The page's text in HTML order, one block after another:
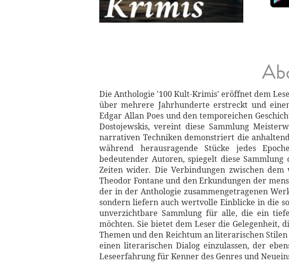
Die Anthologie '100 Kult-Krimis' eröffnet dem
über mehrere Jahrhunderte erstreckt und
Edgar Allan Poes und den temporeichen
Dostojewskis, vereint diese Sammlung
narrativen Techniken demonstriert die
während herausragende Stücke jedes
bedeutender Autoren, spiegelt diese
Zeiten wider. Die Verbindungen zwischen dem
Theodor Fontane und den Erkundungen der
der in der Anthologie zusammengetragenen
sondern liefern auch wertvolle Einblicke in die
unverzichtbare Sammlung für alle, die ein
möchten. Sie bietet dem Leser die Gelegenheit,
Themen und den Reichtum an literarischen
einen literarischen Dialog einzulassen, der
Leseerfahrung für Kenner des Genres und